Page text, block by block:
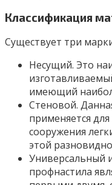
Классификация
Существует три
Несущий. Это
имеющий
Стеновой.
применяется
сооружения
этой
Универсальный
профнастила